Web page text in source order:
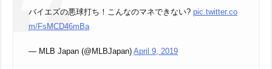
バイエズの悪球打ち！こんなのマネできない? pic.twitter.co
m/FsMCD46mBa
— MLB Japan (@MLBJapan) April 9, 2019